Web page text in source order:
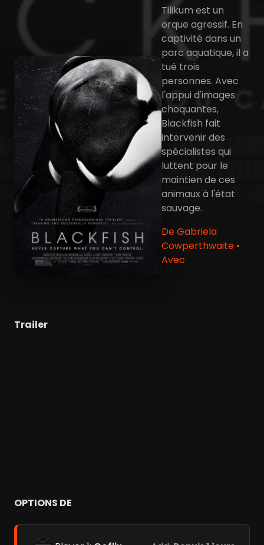
Tilikum est un
orque agressif. En
captivité dans un
parc aquatique, il a
tué trois
personnes. Avec
l'appui d'images
choquantes,
Blackfish fait
intervenir des
spécialistes qui
luttent pour le
maintien de ces
animaux à l'état
sauvage.
De Gabriela
Cowperthwaite •
Avec
Trailer
OPTIONS DE